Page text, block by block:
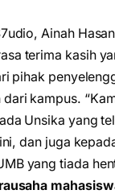
Ainah
terima kasih
pihak
kampus.
Unsika yang
dan juga
yang tiada